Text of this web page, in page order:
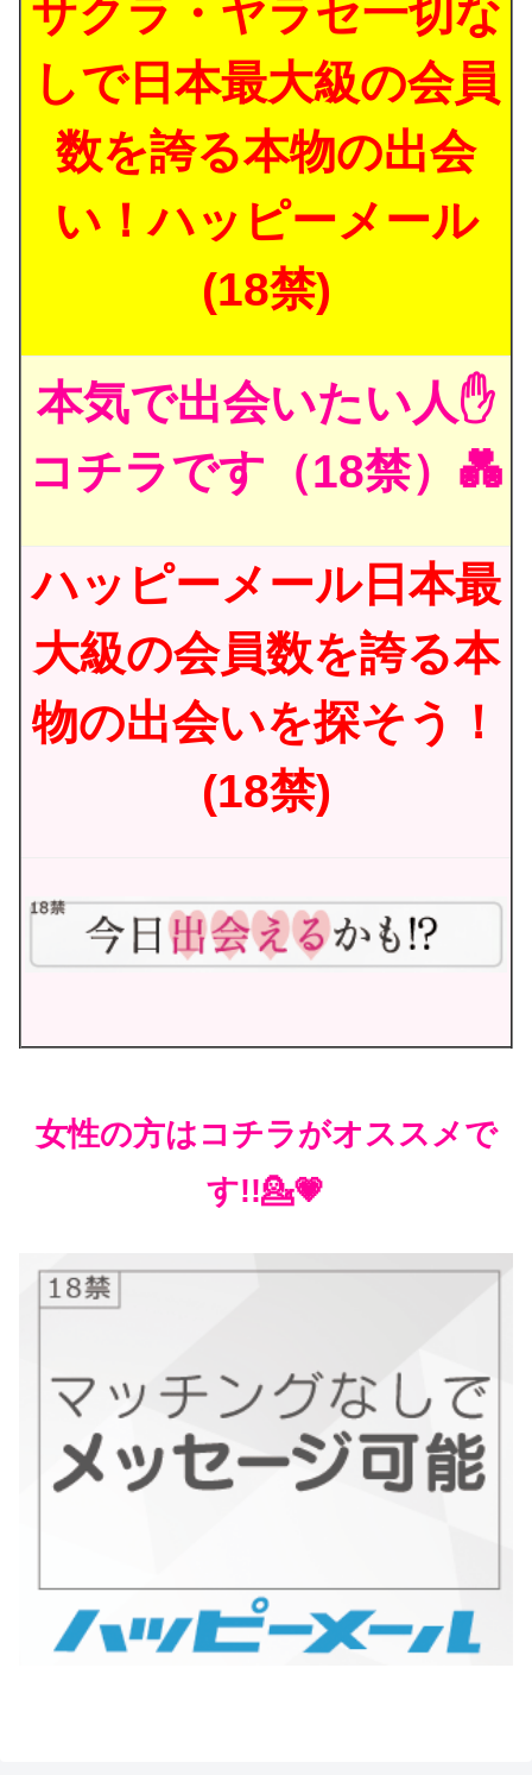
サクラ・ヤラセ一切な
しで日本最大級の会員
数を誇る本物の出会
い！ハッピーメール
(18禁)
本気で出会いたい人✋
コチラです（18禁）💑
ハッピーメール日本最
大級の会員数を誇る本
物の出会いを探そう！
(18禁)
女性の方はコチラがオススメで
す!!💁💗